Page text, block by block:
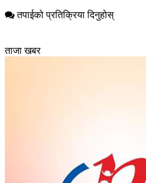
तपाईको प्रतिक्रिया दिनुहोस्
ताजा खबर